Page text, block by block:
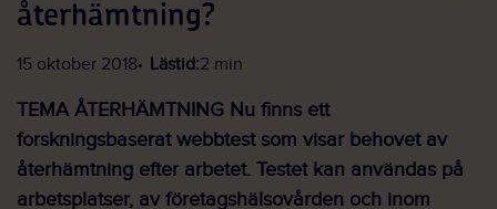
återhämtning?
15 oktober 2018 Lästid:2 min
TEMA ÅTERHÄMTNING Nu finns ett
forskningsbaserat webbtest som visar behovet av
återhämtning efter arbetet. Testet kan användas på
arbetsplatser, av företagshälsovården och inom